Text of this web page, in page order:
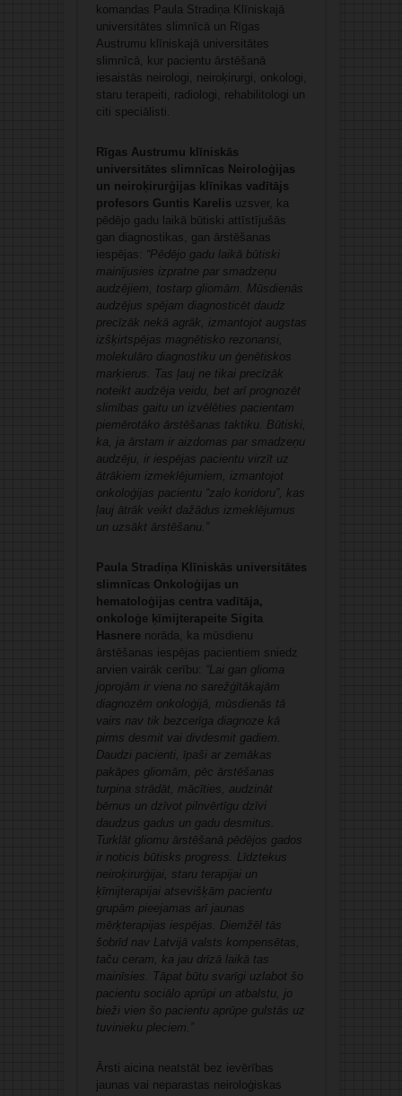
komandas Paula Stradiņa Klīniskajā
universitātes slimnīcā un Rīgas
Austrumu klīniskajā universitātes
slimnīcā, kur pacientu ārstēšanā
iesaistās neirologi, neiroķirurgi, onkologi,
staru terapeiti, radiologi, rehabilitologi un
citi speciālisti.
Rīgas Austrumu klīniskās
universitātes slimnīcas Neiroloģijas
un neiroķirurģijas klīnikas vadītājs
profesors Guntis Karelis uzsver, ka
pēdējo gadu laikā būtiski attīstījušās
gan diagnostikas, gan ārstēšanas
iespējas: “Pēdējo gadu laikā būtiski
mainījusies izpratne par smadzeņu
audzējiem, tostarp gliomām. Mūsdienās
audzējus spējam diagnosticēt daudz
precīzāk nekā agrāk, izmantojot augstas
izšķirtspējas magnētisko rezonansi,
molekulāro diagnostiku un ģenētiskos
marķierus. Tas ļauj ne tikai precīzāk
noteikt audzēja veidu, bet arī prognozēt
slimības gaitu un izvēlēties pacientam
piemērotāko ārstēšanas taktiku. Būtiski,
ka, ja ārstam ir aizdomas par smadzeņu
audzēju, ir iespējas pacientu virzīt uz
ātrākiem izmeklējumiem, izmantojot
onkoloģijas pacientu “zaļo koridoru”, kas
ļauj ātrāk veikt dažādus izmeklējumus
un uzsākt ārstēšanu.”
Paula Stradiņa Klīniskās universitātes
slimnīcas Onkoloģijas un
hematoloģijas centra vadītāja,
onkoloģe ķīmijterapeite Sigita
Hasnere norāda, ka mūsdienu
ārstēšanas iespējas pacientiem sniedz
arvien vairāk cerību: “Lai gan glioma
joprojām ir viena no sarežģītākajām
diagnozēm onkoloģijā, mūsdienās tā
vairs nav tik bezcerīga diagnoze kā
pirms desmit vai divdesmit gadiem.
Daudzi pacienti, īpaši ar zemākas
pakāpes gliomām, pēc ārstēšanas
turpina strādāt, mācīties, audzināt
bērnus un dzīvot pilnvērtīgu dzīvi
daudzus gadus un gadu desmitus.
Turklāt gliomu ārstēšanā pēdējos gados
ir noticis būtisks progress. Līdztekus
neiroķirurģijai, staru terapijai un
ķīmijterapijai atsevišķām pacientu
grupām pieejamas arī jaunas
mērķterapijas iespējas. Diemžēl tās
šobrīd nav Latvijā valsts kompensētas,
taču ceram, ka jau drīzā laikā tas
mainīsies. Tāpat būtu svarīgi uzlabot šo
pacientu sociālo aprūpi un atbalstu, jo
bieži vien šo pacientu aprūpe gulstās uz
tuvinieku pleciem.”
Ārsti aicina neatstāt bez ievērības
jaunas vai neparastas neiroloģiskas